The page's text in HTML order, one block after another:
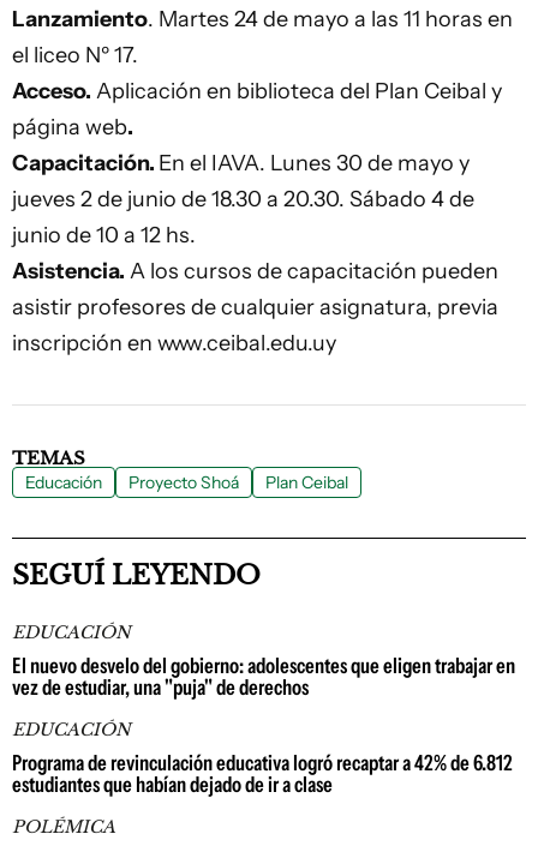
Lanzamiento. Martes 24 de mayo a las 11 horas en
el liceo Nº 17.
Acceso. Aplicación en biblioteca del Plan Ceibal y
página web.
Capacitación. En el IAVA. Lunes 30 de mayo y
jueves 2 de junio de 18.30 a 20.30. Sábado 4 de
junio de 10 a 12 hs.
Asistencia. A los cursos de capacitación pueden
asistir profesores de cualquier asignatura, previa
inscripción en www.ceibal.edu.uy
TEMAS
Educación Proyecto Shoá Plan Ceibal
SEGUÍ LEYENDO
EDUCACIÓN
El nuevo desvelo del gobierno: adolescentes que eligen trabajar en
vez de estudiar, una "puja" de derechos
EDUCACIÓN
Programa de revinculación educativa logró recaptar a 42% de 6.812
estudiantes que habían dejado de ir a clase
POLÉMICA